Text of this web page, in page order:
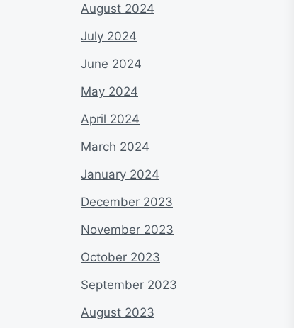
August 2024
July 2024
June 2024
May 2024
April 2024
March 2024
January 2024
December 2023
November 2023
October 2023
September 2023
August 2023